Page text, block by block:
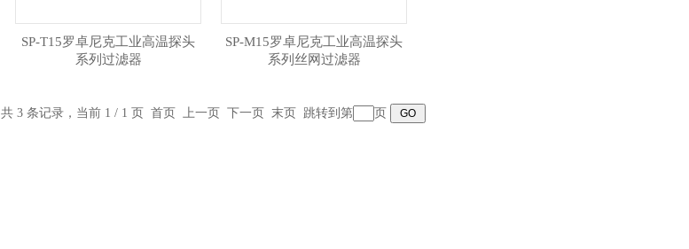
SP-T15罗卓尼克工业高温探头
系列过滤器
SP-M15罗卓尼克工业高温探头
系列丝网过滤器
共 3 条记录，当前 1 / 1 页 首页 上一页 下一页 末页 跳转到第 页